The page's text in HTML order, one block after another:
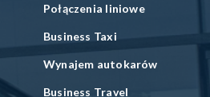
Połączenia liniowe
Business Taxi
Wynajem autokarów
Business Travel